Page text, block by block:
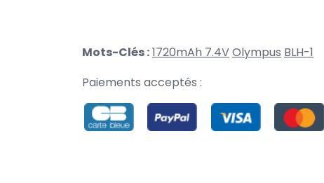
Mots-Clés :1720mAh 7.4VOlympus BLH-1
Paiements acceptés :